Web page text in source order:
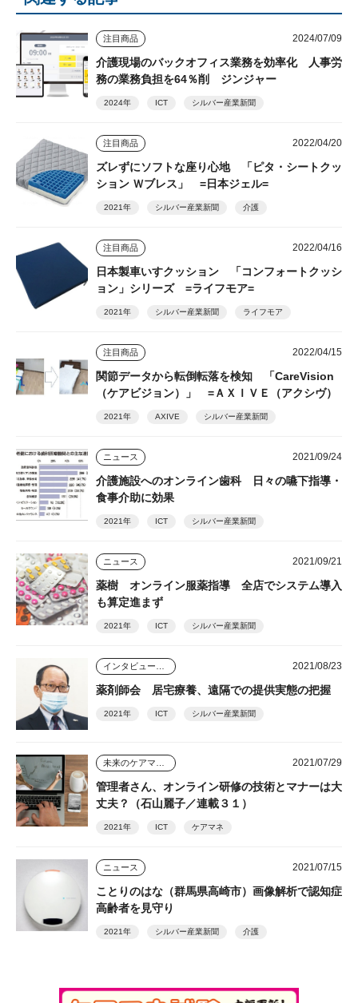
注目商品 2024/07/09
介護現場のバックオフィス業務を効率化 人事労
務の業務負担を64％削 ジンジャー
2024年 ICT シルバー産業新聞
注目商品 2022/04/20
ズレずにソフトな座り心地 「ピタ・シートクッ
ション Ｗブレス」 =日本ジェル=
2021年 シルバー産業新聞 介護
注目商品 2022/04/16
日本製車いすクッション 「コンフォートクッシ
ョン」シリーズ =ライフモア=
2021年 シルバー産業新聞 ライフモア
注目商品 2022/04/15
関節データから転倒転落を検知 「CareVision
（ケアビジョン）」 =ＡＸＩＶＥ（アクシヴ）
2021年 AXIVE シルバー産業新聞
ニュース 2021/09/24
介護施設へのオンライン歯科 日々の嚥下指導・
食事介助に効果
2021年 ICT シルバー産業新聞
ニュース 2021/09/21
薬樹 オンライン服薬指導 全店でシステム導入
も算定進まず
2021年 ICT シルバー産業新聞
インタビュー・座談会 2021/08/23
薬剤師会 居宅療養、遠隔での提供実態の把握
2021年 ICT シルバー産業新聞
未来のケアマネジャー 2021/07/29
管理者さん、オンライン研修の技術とマナーは大
丈夫？（石山麗子／連載３１）
2021年 ICT ケアマネ
ニュース 2021/07/15
ことりのはな（群馬県高崎市）画像解析で認知症
高齢者を見守り
2021年 シルバー産業新聞 介護